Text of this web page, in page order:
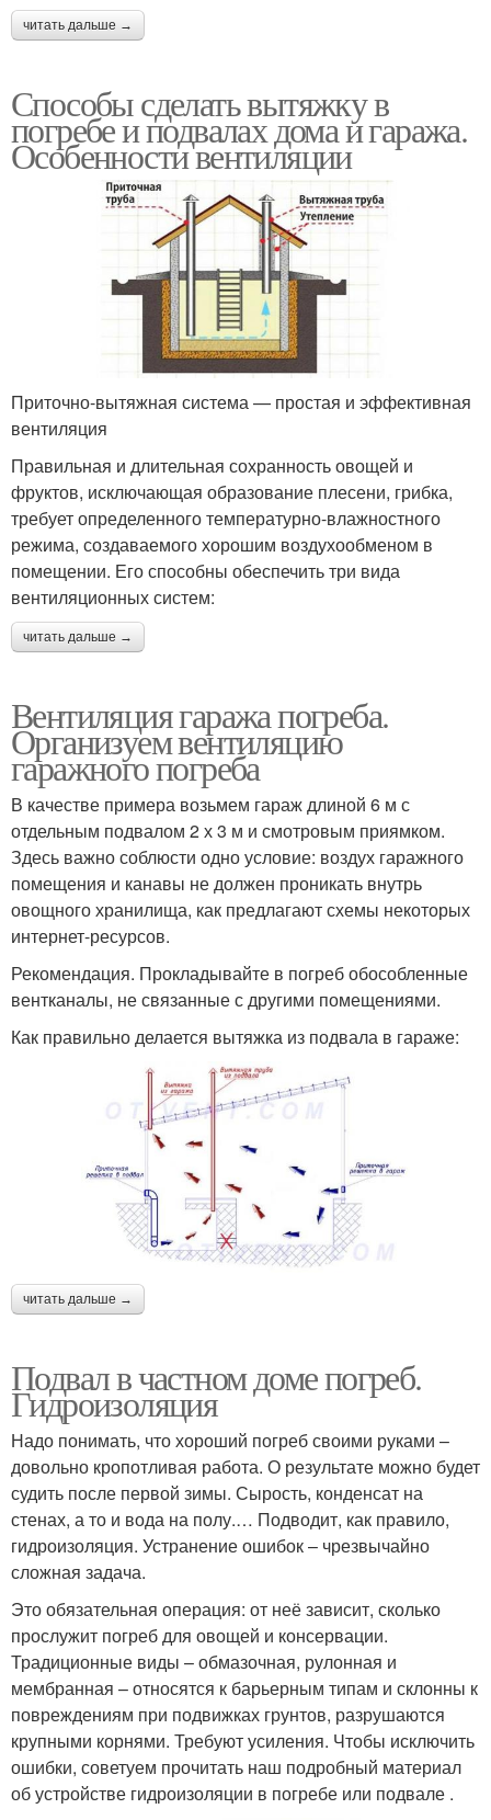
читать дальше →
Способы сделать вытяжку в
погребе и подвалах дома и гаража.
Особенности вентиляции
Приточно-вытяжная система — простая и эффективная
вентиляция
Правильная и длительная сохранность овощей и
фруктов, исключающая образование плесени, грибка,
требует определенного температурно-влажностного
режима, создаваемого хорошим воздухообменом в
помещении. Его способны обеспечить три вида
вентиляционных систем:
читать дальше →
Вентиляция гаража погреба.
Организуем вентиляцию
гаражного погреба
В качестве примера возьмем гараж длиной 6 м с
отдельным подвалом 2 х 3 м и смотровым приямком.
Здесь важно соблюсти одно условие: воздух гаражного
помещения и канавы не должен проникать внутрь
овощного хранилища, как предлагают схемы некоторых
интернет-ресурсов.
Рекомендация. Прокладывайте в погреб обособленные
вентканалы, не связанные с другими помещениями.
Как правильно делается вытяжка из подвала в гараже:
читать дальше →
Подвал в частном доме погреб.
Гидроизоляция
Надо понимать, что хороший погреб своими руками –
довольно кропотливая работа. О результате можно будет
судить после первой зимы. Сырость, конденсат на
стенах, а то и вода на полу.… Подводит, как правило,
гидроизоляция. Устранение ошибок – чрезвычайно
сложная задача.
Это обязательная операция: от неё зависит, сколько
прослужит погреб для овощей и консервации.
Традиционные виды – обмазочная, рулонная и
мембранная – относятся к барьерным типам и склонны к
повреждениям при подвижках грунтов, разрушаются
крупными корнями. Требуют усиления. Чтобы исключить
ошибки, советуем прочитать наш подробный материал
об устройстве гидроизоляции в погребе или подвале .